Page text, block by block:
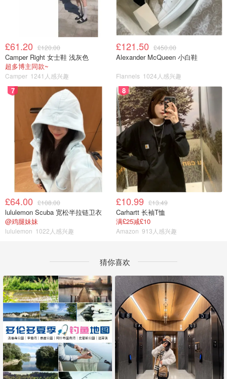
£61.20 £120.00
Camper Right 女士鞋 浅灰色
超多博主同款~
Camper 1241人感兴趣
£121.50 £450.00
Alexander McQueen 小白鞋
Flannels 1024人感兴趣
7
£64.00 £108.00
lululemon Scuba 宽松半拉链卫衣
@鸡腿妹妹
lululemon 1022人感兴趣
8
£10.99 £13.49
Carhartt 长袖T恤
满£25减£10
Amazon 913人感兴趣
猜你喜欢